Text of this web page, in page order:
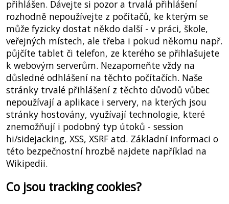
přihlášen. Dávejte si pozor a trvalá přihlášení
rozhodně nepoužívejte z počítačů, ke kterým se
může fyzicky dostat někdo další - v práci, škole,
veřejných místech, ale třeba i pokud někomu např.
půjčíte tablet či telefon, ze kterého se přihlašujete
k webovým serverům. Nezapomeňte vždy na
důsledné odhlášení na těchto počítačích. Naše
stránky trvalé přihlášení z těchto důvodů vůbec
nepoužívají a aplikace i servery, na kterých jsou
stránky hostovány, využívají technologie, které
znemožňují i podobný typ útoků - session
hi/sidejacking, XSS, XSRF atd. Základní informaci o
této bezpečnostní hrozbě najdete například na
Wikipedii.
Co jsou tracking cookies?